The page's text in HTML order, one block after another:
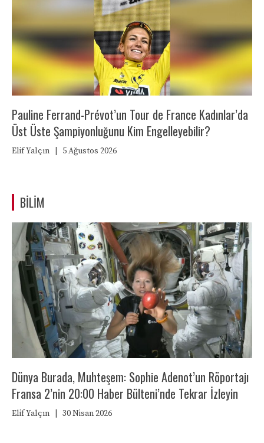
Pauline Ferrand-Prévot’un Tour de France Kadınlar’da
Üst Üste Şampiyonluğunu Kim Engelleyebilir?
Elif Yalçın 5 Ağustos 2026
BILIM
Dünya Burada, Muhteşem: Sophie Adenot’un Röportajı
Fransa 2’nin 20:00 Haber Bülteni’nde Tekrar İzleyin
Elif Yalçın 30 Nisan 2026